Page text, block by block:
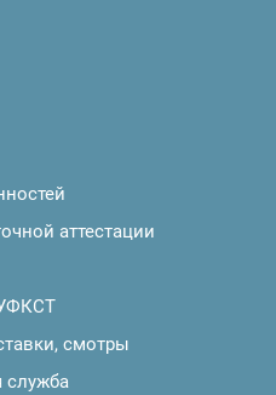
аттестации
смотры
служба